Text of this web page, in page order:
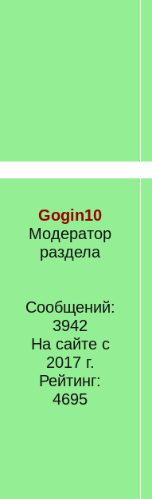
Gogin10
Модератор
раздела
Сообщений:
3942
На сайте с
2017 г.
Рейтинг:
4695